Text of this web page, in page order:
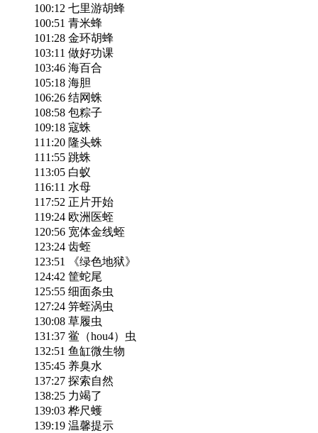
100:12 七里游胡蜂
100:51 青米蜂
101:28 金环胡蜂
103:11 做好功课
103:46 海百合
105:18 海胆
106:26 结网蛛
108:58 包粽子
109:18 寇蛛
111:20 隆头蛛
111:55 跳蛛
113:05 白蚁
116:11 水母
117:52 正片开始
119:24 欧洲医蛭
120:56 宽体金线蛭
123:24 齿蛭
123:51 《绿色地狱》
124:42 筐蛇尾
125:55 细面条虫
127:24 笄蛭涡虫
130:08 草履虫
131:37 鲎（hou4）虫
132:51 鱼缸微生物
135:45 养臭水
137:27 探索自然
138:25 力竭了
139:03 桦尺蠖
139:19 温馨提示